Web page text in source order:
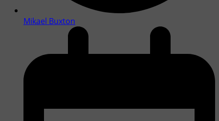
Mikael Buxton